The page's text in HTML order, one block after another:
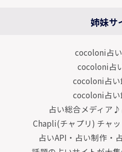
姉妹サ
cocoloni占
cocoloni占
cocoloni占い
cocoloni占い
占い総合メディア
Chapli(チャプリ) チャ
占いAPI・占い制作・